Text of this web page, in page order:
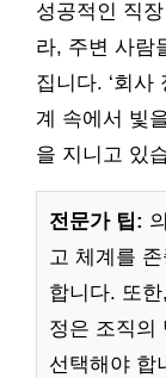
성공적인 직
라, 주변 사람
집니다. ‘회사
계 속에서 빛
을 지니고 있
전문가 팁:
고 체계를
합니다. 또
정은 조직의
선택해야 합